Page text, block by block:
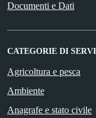
Documenti e Dati
CATEGORIE DI
Agricoltura e pesca
Ambiente
Anagrafe e stato civile